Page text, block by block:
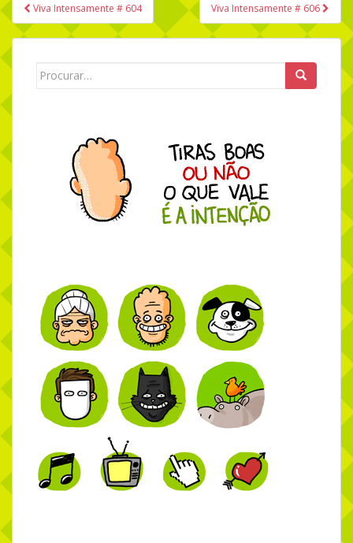
Navegação de Post
Viva Intensamente # 604 Viva Intensamente # 606
Search for: